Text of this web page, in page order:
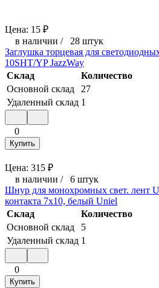
Цена: 15 ₽
в наличии / 28 штук
Заглушка торцевая для
10SHT/YP JazzWay
Склад
Количество
Основной склад
27
Удаленный склад 1
0
Купить
Цена: 315 ₽
в наличии / 6 штук
Шнур для монохромных свет. лент
контакта 7х10, белый Uniel
Склад
Количество
Основной склад
5
Удаленный склад 1
0
Купить